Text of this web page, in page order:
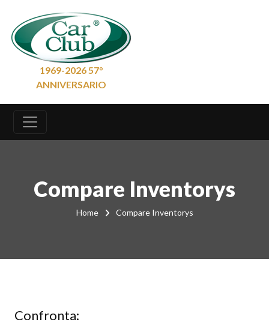
1969-2026 57°
ANNIVERSARIO
Compare Inventorys
Home Compare Inventorys
Confronta: